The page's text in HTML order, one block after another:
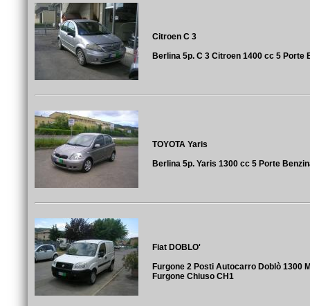
Citroen C 3
Berlina 5p. C 3 Citroen 1400 cc 5 Porte
TOYOTA Yaris
Berlina 5p. Yaris 1300 cc 5 Porte
Fiat DOBLO'
Furgone 2 Posti Autocarro Doblò 1300
Furgone Chiuso CH1